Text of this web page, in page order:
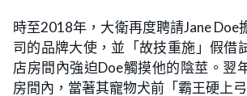
時至2018年，大衛再度聘請Jane Doe
司的品牌大使，並「故技重施」假借
店房間內強迫Doe觸摸他的陰莖。翌
房間內，當著其寵物犬前「霸王硬上